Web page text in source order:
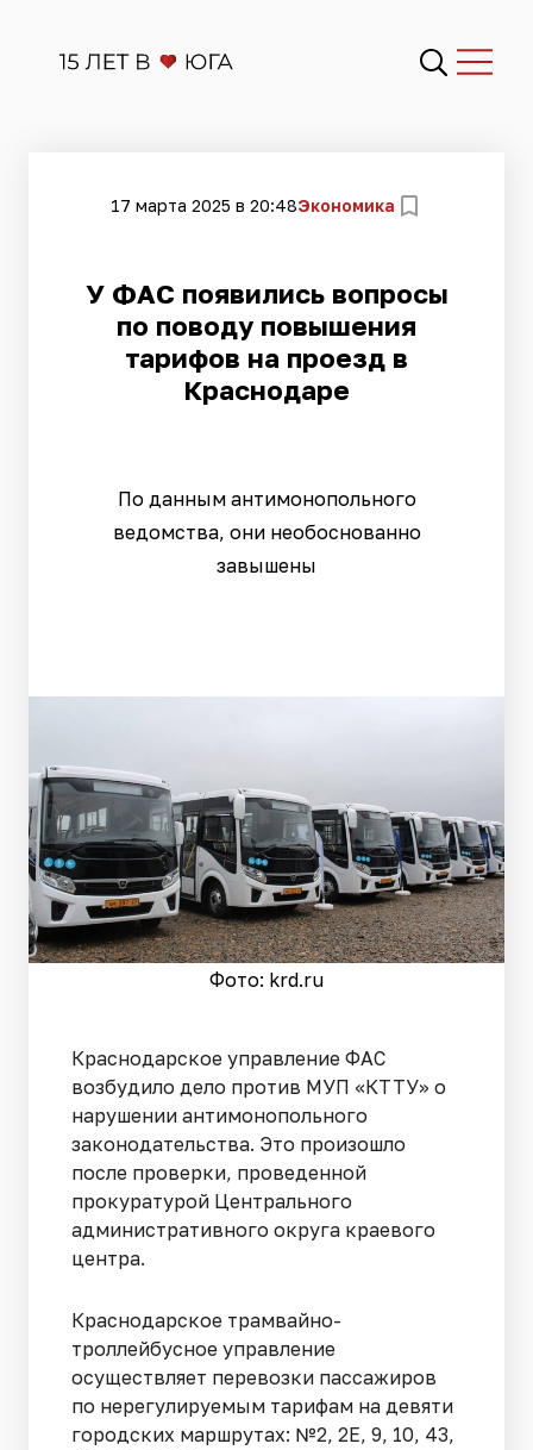
17 марта 2025 в 20:48Экономика
У ФАС появились вопросы
по поводу повышения
тарифов на проезд в
Краснодаре
По данным антимонопольного
ведомства, они необоснованно
завышены
Фото: krd.ru
Краснодарское управление ФАС
возбудило дело против МУП «КТТУ» о
нарушении антимонопольного
законодательства. Это произошло
после проверки, проведенной
прокуратурой Центрального
административного округа краевого
центра.
Краснодарское трамвайно-
троллейбусное управление
осуществляет перевозки пассажиров
по нерегулируемым тарифам на девяти
городских маршрутах: №2, 2Е, 9, 10, 43,